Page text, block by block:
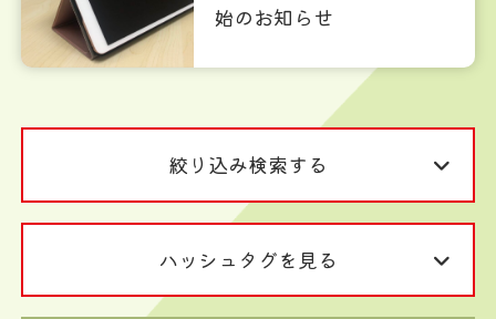
始のお知らせ
絞り込み検索する
ハッシュタグを見る